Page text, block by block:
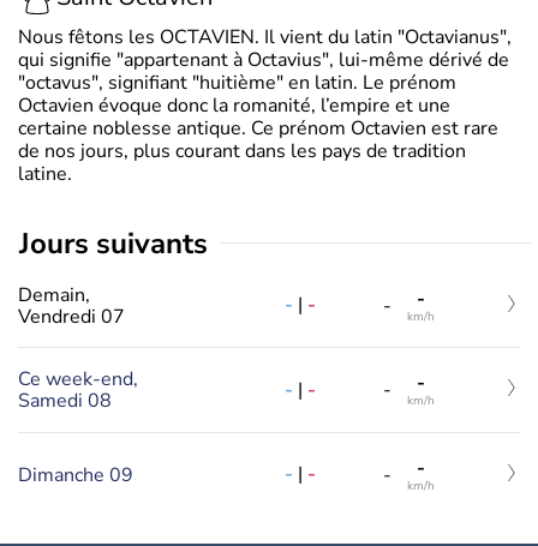
Nous fêtons les OCTAVIEN. Il vient du latin "Octavianus",
qui signifie "appartenant à Octavius", lui-même dérivé de
"octavus", signifiant "huitième" en latin. Le prénom
Octavien évoque donc la romanité, l’empire et une
certaine noblesse antique. Ce prénom Octavien est rare
de nos jours, plus courant dans les pays de tradition
latine.
jours suivants
Demain,
Vendredi 07
- | - - -
km/h
Ce week-end,
Samedi 08
- | - - -
km/h
Dimanche 09 - | - - -
km/h